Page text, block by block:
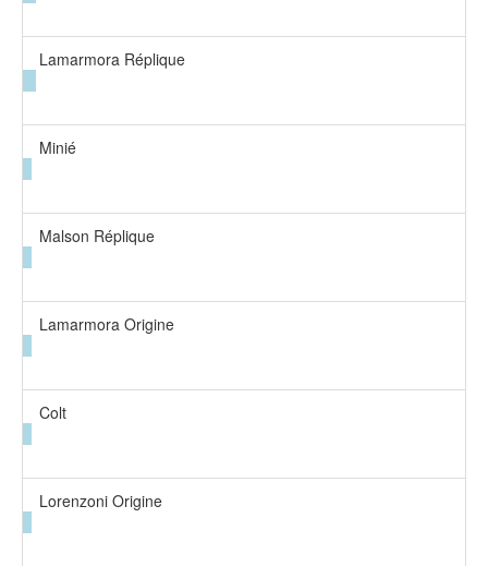
Lamarmora Réplique
Minié
Malson Réplique
Lamarmora Origine
Colt
Lorenzoni Origine